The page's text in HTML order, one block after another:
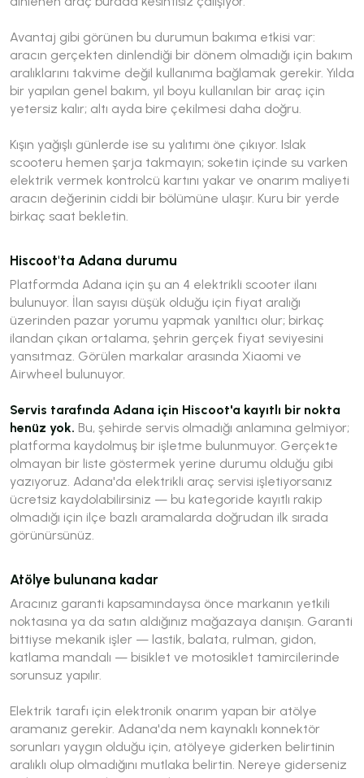
Avantaj gibi görünen bu durumun bakıma etkisi var:
aracın gerçekten dinlendiği bir dönem olmadığı için bakım
aralıklarını takvime değil kullanıma bağlamak gerekir. Yılda
bir yapılan genel bakım, yıl boyu kullanılan bir araç için
yetersiz kalır; altı ayda bire çekilmesi daha doğru.
Kışın yağışlı günlerde ise su yalıtımı öne çıkıyor. Islak
scooteru hemen şarja takmayın; soketin içinde su varken
elektrik vermek kontrolcü kartını yakar ve onarım maliyeti
aracın değerinin ciddi bir bölümüne ulaşır. Kuru bir yerde
birkaç saat bekletin.
Hiscoot'ta Adana durumu
Platformda Adana için şu an 4 elektrikli scooter ilanı
bulunuyor. İlan sayısı düşük olduğu için fiyat aralığı
üzerinden pazar yorumu yapmak yanıltıcı olur; birkaç
ilandan çıkan ortalama, şehrin gerçek fiyat seviyesini
yansıtmaz. Görülen markalar arasında Xiaomi ve
Airwheel bulunuyor.
Servis tarafında Adana için Hiscoot'a kayıtlı bir nokta
henüz yok. Bu, şehirde servis olmadığı anlamına gelmiyor;
platforma kaydolmuş bir işletme bulunmuyor. Gerçekte
olmayan bir liste göstermek yerine durumu olduğu gibi
yazıyoruz. Adana'da elektrikli araç servisi işletiyorsanız
ücretsiz kaydolabilirsiniz — bu kategoride kayıtlı rakip
olmadığı için ilçe bazlı aramalarda doğrudan ilk sırada
görünürsünüz.
Atölye bulunana kadar
Aracınız garanti kapsamındaysa önce markanın yetkili
noktasına ya da satın aldığınız mağazaya danışın. Garanti
bittiyse mekanik işler — lastik, balata, rulman, gidon,
katlama mandalı — bisiklet ve motosiklet tamircilerinde
sorunsuz yapılır.
Elektrik tarafı için elektronik onarım yapan bir atölye
aramanız gerekir. Adana'da nem kaynaklı konnektör
sorunları yaygın olduğu için, atölyeye giderken belirtinin
aralıklı olup olmadığını mutlaka belirtin. Nereye giderseniz